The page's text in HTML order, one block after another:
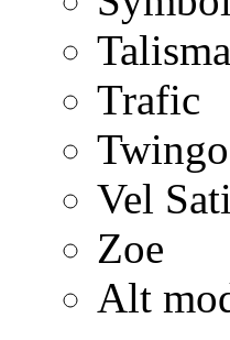
Trafic
Twingo
Vel
Zoe
Alt